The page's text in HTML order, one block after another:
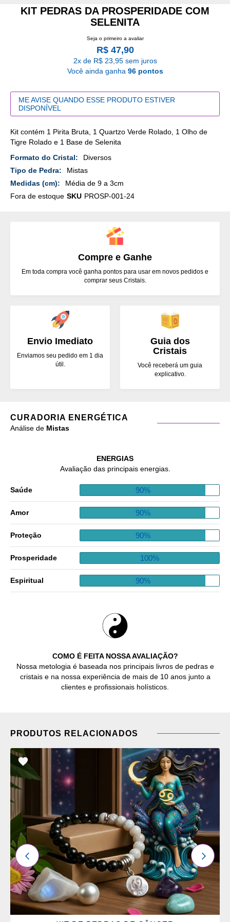
KIT PEDRAS DA PROSPERIDADE COM
SELENITA
Seja o primeiro a avaliar
R$ 47,90
2x de R$ 23,95 sem juros
Você ainda ganha 96 pontos
ME AVISE QUANDO ESSE PRODUTO ESTIVER
DISPONÍVEL
Kit contém 1 Pirita Bruta, 1 Quartzo Verde Rolado, 1 Olho de
Tigre Rolado e 1 Base de Selenita
Mais
Detalhes
Diversos
Mistas
Média de 9 a 3cm
Fora de estoque SKU PROSP-001-24
Envio Imediato
Enviamos seu pedido em 1 dia
útil.
Compre e Ganhe
Em toda compra você ganha pontos para usar em novos pedidos e
comprar seus Cristais.
Guia dos
Cristais
Você receberá um guia
explicativo.
CURADORIA ENERGÉTICA
Análise de Mistas
COMO É FEITA NOSSA AVALIAÇÃO?
Nossa metologia é baseada nos principais livros de pedras e
cristais e na nossa experiência de mais de 10 anos junto a
clientes e profissionais holísticos.
ENERGIAS
Avaliação das principais energias.
Saúde 90%
Amor 90%
Proteção 90%
Prosperidade 100%
Espiritual 90%
PRODUTOS RELACIONADOS
ADICIONAR
FAVORITOS
ANTERIOR